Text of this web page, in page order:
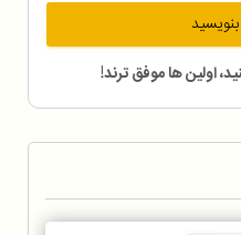
اولین ها موفق ترند!